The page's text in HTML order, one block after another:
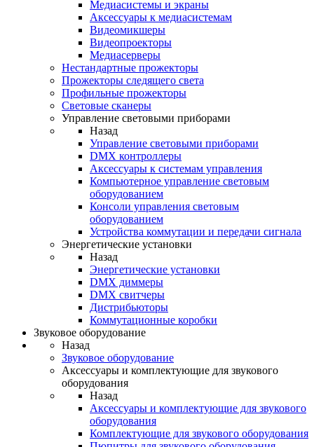
Медиасистемы и экраны
Аксессуары к медиасистемам
Видеомикшеры
Видеопроекторы
Медиасерверы
Нестандартные прожекторы
Прожекторы следящего света
Профильные прожекторы
Световые сканеры
Управление световыми приборами
Назад
Управление световыми приборами
DMX контроллеры
Аксессуары к системам управления
Компьютерное управление световым
оборудованием
Консоли управления световым
оборудованием
Устройства коммутации и передачи сигнала
Энергетические установки
Назад
Энергетические установки
DMX диммеры
DMX свитчеры
Дистрибьюторы
Коммутационные коробки
Звуковое оборудование
Назад
Звуковое оборудование
Аксессуары и комплектующие для звукового
оборудования
Назад
Аксессуары и комплектующие для звукового
оборудования
Комплектующие для звукового оборудования